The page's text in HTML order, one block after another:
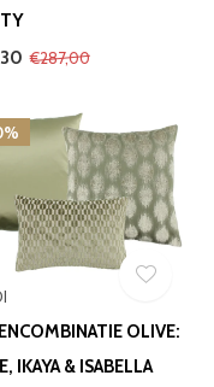
€287,00
OLIVE:
IKAYA & ISABELLA